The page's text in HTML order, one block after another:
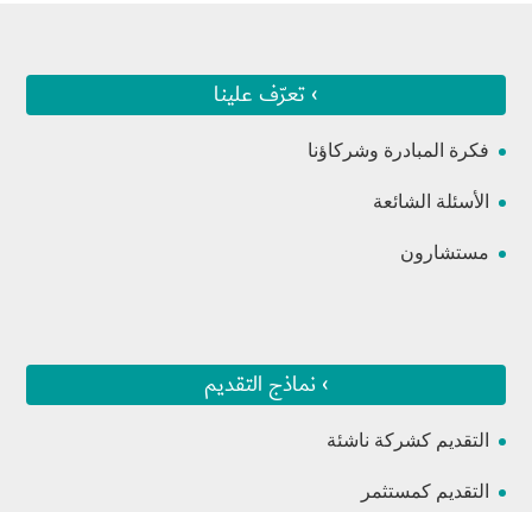
› تعرّف علينا
فكرة المبادرة وشركاؤنا
الأسئلة الشائعة
مستشارون
› نماذج التقديم
التقديم كشركة ناشئة
التقديم كمستثمر